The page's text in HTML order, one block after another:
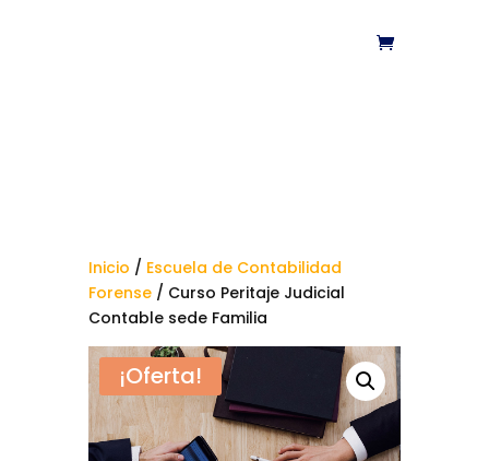
Inicio / Escuela de Contabilidad
Forense/ Curso Peritaje Judicial
Contable sede Familia
¡Oferta!